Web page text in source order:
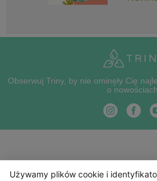
Obserwuj Triny, by nie ominęły Cię
o
Używamy plików cookie i